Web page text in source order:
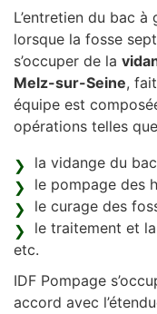
L’entretien du bac
lorsque la fosse
s’occuper de la
Melz-sur-Seine,
équipe est
opérations telles
la vidange du
le pompage des
le curage des
le traitement et
etc.
IDF Pompage
accord avec